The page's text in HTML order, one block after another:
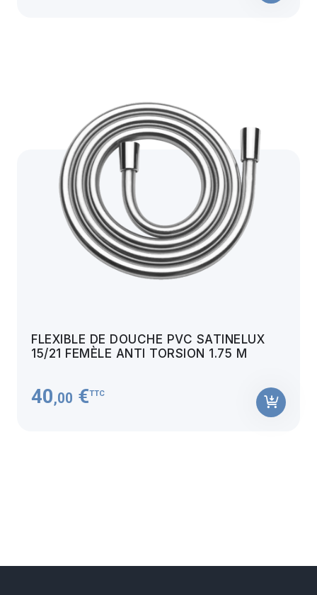
FLEXIBLE DE DOUCHE PVC SATINELUX
15/21 FEMÈLE ANTI TORSION 1.75 M
40,00 €TTC